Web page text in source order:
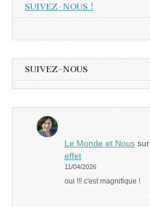
SUIVEZ-NOUS !
SUIVEZ-NOUS
Le Monde et Noussur
effet
11/04/2026
oui !!! c'est magnifique !